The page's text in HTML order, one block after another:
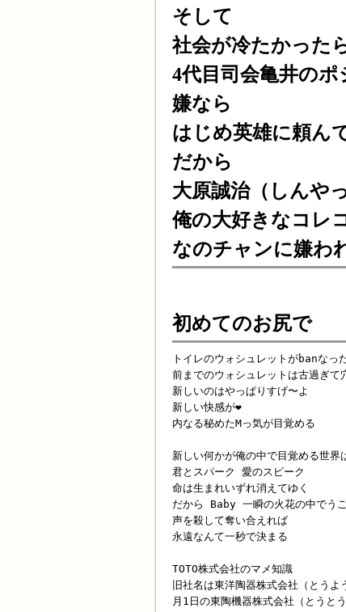
そして
社会が冷たかった
4代目司会亀井の
嫌なら
はじめ英雄に頼ん
だから
大原誠治（しんや
俺の大好きなコレ
なのチャンに嫌わ
初めてのお尻で
トイレのウォシュレットがbanなっ
前までのウォシュレットは古過ぎ
新しいのはやっぱりすげ〜よ
新しい快感が❤️
内なる秘めたMっ気が目覚める
新しい何かが俺の中で目覚める世界
君とスパーク 愛のスピーク
命は生まれいずれ消えてゆく
だから Baby 一瞬の火花の中でう
声を殺して奪い合えれば
永遠なんて一秒で決まる
TOTO株式会社のマメ知識
旧社名は東洋陶器株式会社（と
月1日の東陶機器株式会社（とう